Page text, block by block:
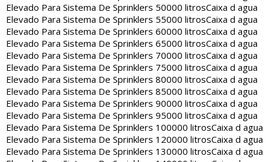
Elevado Para Sistema De Sprinklers 50000 litrosCaixa d agua
Elevado Para Sistema De Sprinklers 55000 litrosCaixa d agua
Elevado Para Sistema De Sprinklers 60000 litrosCaixa d agua
Elevado Para Sistema De Sprinklers 65000 litrosCaixa d agua
Elevado Para Sistema De Sprinklers 70000 litrosCaixa d agua
Elevado Para Sistema De Sprinklers 75000 litrosCaixa d agua
Elevado Para Sistema De Sprinklers 80000 litrosCaixa d agua
Elevado Para Sistema De Sprinklers 85000 litrosCaixa d agua
Elevado Para Sistema De Sprinklers 90000 litrosCaixa d agua
Elevado Para Sistema De Sprinklers 95000 litrosCaixa d agua
Elevado Para Sistema De Sprinklers 100000 litrosCaixa d agua
Elevado Para Sistema De Sprinklers 120000 litrosCaixa d agua
Elevado Para Sistema De Sprinklers 130000 litrosCaixa d agua